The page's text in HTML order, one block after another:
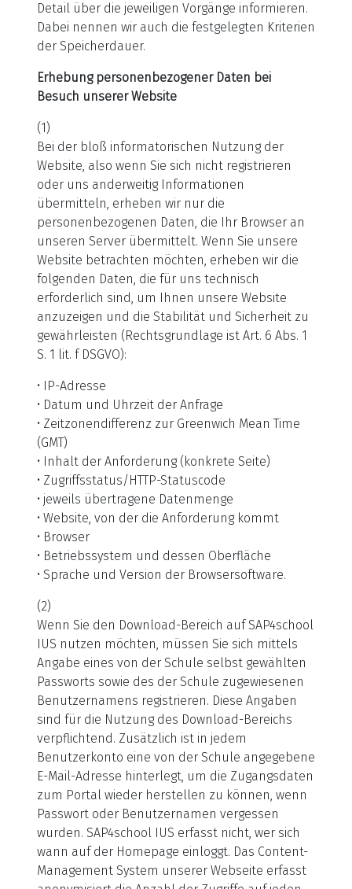
Detail über die jeweiligen Vorgänge informieren.
Dabei nennen wir auch die festgelegten Kriterien
der Speicherdauer.
Erhebung personenbezogener Daten bei
Besuch unserer Website
(1)
Bei der bloß informatorischen Nutzung der
Website, also wenn Sie sich nicht registrieren
oder uns anderweitig Informationen
übermitteln, erheben wir nur die
personenbezogenen Daten, die Ihr Browser an
unseren Server übermittelt. Wenn Sie unsere
Website betrachten möchten, erheben wir die
folgenden Daten, die für uns technisch
erforderlich sind, um Ihnen unsere Website
anzuzeigen und die Stabilität und Sicherheit zu
gewährleisten (Rechtsgrundlage ist Art. 6 Abs. 1
S. 1 lit. f DSGVO):
• IP-Adresse
• Datum und Uhrzeit der Anfrage
• Zeitzonendifferenz zur Greenwich Mean Time
(GMT)
• Inhalt der Anforderung (konkrete Seite)
• Zugriffsstatus/HTTP-Statuscode
• jeweils übertragene Datenmenge
• Website, von der die Anforderung kommt
• Browser
• Betriebssystem und dessen Oberfläche
• Sprache und Version der Browsersoftware.
(2)
Wenn Sie den Download-Bereich auf SAP4school
IUS nutzen möchten, müssen Sie sich mittels
Angabe eines von der Schule selbst gewählten
Passworts sowie des der Schule zugewiesenen
Benutzernamens registrieren. Diese Angaben
sind für die Nutzung des Download-Bereichs
verpflichtend. Zusätzlich ist in jedem
Benutzerkonto eine von der Schule angegebene
E-Mail-Adresse hinterlegt, um die Zugangsdaten
zum Portal wieder herstellen zu können, wenn
Passwort oder Benutzernamen vergessen
wurden. SAP4school IUS erfasst nicht, wer sich
wann auf der Homepage einloggt. Das Content-
Management System unserer Webseite erfasst